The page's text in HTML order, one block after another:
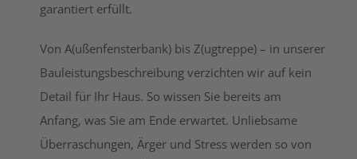
garantiert erfüllt.
Von A(ußenfensterbank) bis Z(ugtreppe) – in unserer
Bauleistungsbeschreibung verzichten wir auf kein
Detail für Ihr Haus. So wissen Sie bereits am
Anfang, was Sie am Ende erwartet. Unliebsame
Überraschungen, Ärger und Stress werden so von